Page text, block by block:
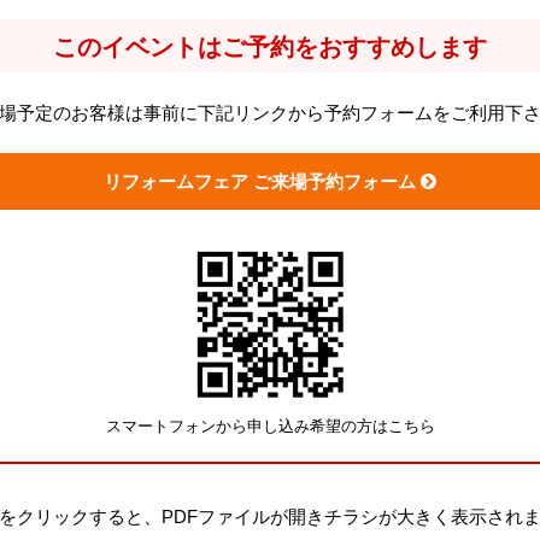
このイベントはご予約をおすすめします
予定のお客様は事前に下記リンクから予約フォームをご利用下さ
リフォームフェア ご来場予約フォーム
スマートフォンから申し込み希望の方はこちら
をクリックすると、PDFファイルが開きチラシが大きく表示されま